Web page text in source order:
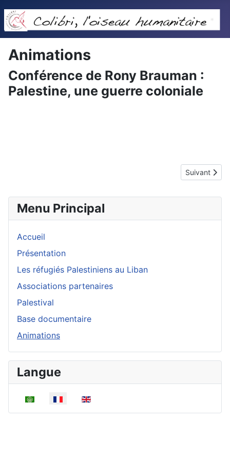
Menu Principal
Accueil
Présentation
Les réfugiés Palestiniens au Liban
Associations partenaires
Palestival
Base documentaire
Animations
Langue
Sélectionnez votre langue
Animations
Conférence de Rony Brauman :
Palestine, une guerre coloniale
Article
Suivant